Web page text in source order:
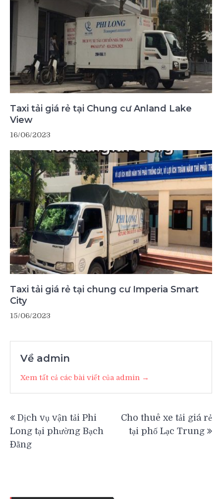
Taxi tải giá rẻ tại Chung cư Anland Lake
View
16/06/2023
Taxi tải giá rẻ tại chung cư Imperia Smart
City
15/06/2023
Về admin
Xem tất cả các bài viết của admin →
hướng
bài
Dịch vụ vận tải Phi
Long tại phường Bạch
Đằng
Cho thuê xe tải giá rẻ
tại phố Lạc Trung